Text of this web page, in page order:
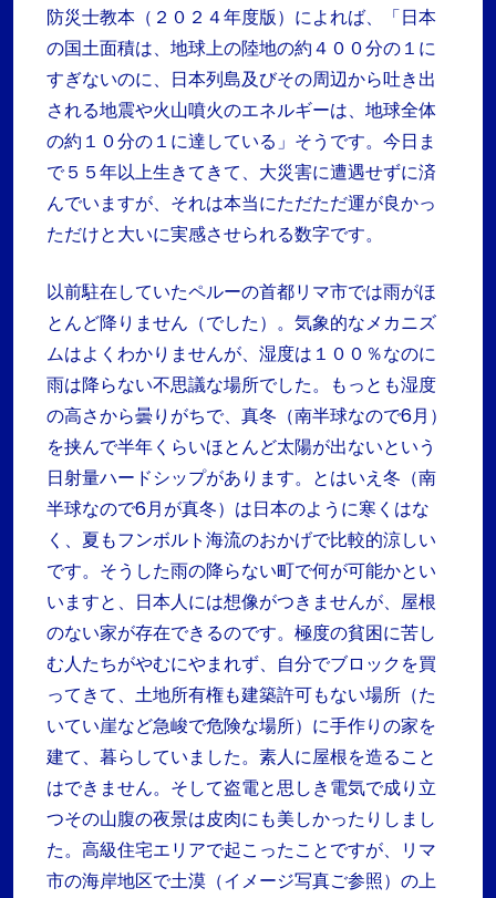
防災士教本（２０２４年度版）によれば、「日本
の国土面積は、地球上の陸地の約４００分の１に
すぎないのに、日本列島及びその周辺から吐き出
される地震や火山噴火のエネルギーは、地球全体
の約１０分の１に達している」そうです。今日ま
で５５年以上生きてきて、大災害に遭遇せずに済
んでいますが、それは本当にただただ運が良かっ
ただけと大いに実感させられる数字です。
以前駐在していたペルーの首都リマ市では雨がほ
とんど降りません（でした）。気象的なメカニズ
ムはよくわかりませんが、湿度は１００％なのに
雨は降らない不思議な場所でした。もっとも湿度
の高さから曇りがちで、真冬（南半球なので6月）
を挟んで半年くらいほとんど太陽が出ないという
日射量ハードシップがあります。とはいえ冬（南
半球なので6月が真冬）は日本のように寒くはな
く、夏もフンボルト海流のおかげで比較的涼しい
です。そうした雨の降らない町で何が可能かとい
いますと、日本人には想像がつきませんが、屋根
のない家が存在できるのです。極度の貧困に苦し
む人たちがやむにやまれず、自分でブロックを買
ってきて、土地所有権も建築許可もない場所（た
いてい崖など急峻で危険な場所）に手作りの家を
建て、暮らしていました。素人に屋根を造ること
はできません。そして盗電と思しき電気で成り立
つその山腹の夜景は皮肉にも美しかったりしまし
た。高級住宅エリアで起こったことですが、リマ
市の海岸地区で土漠（イメージ写真ご参照）の上